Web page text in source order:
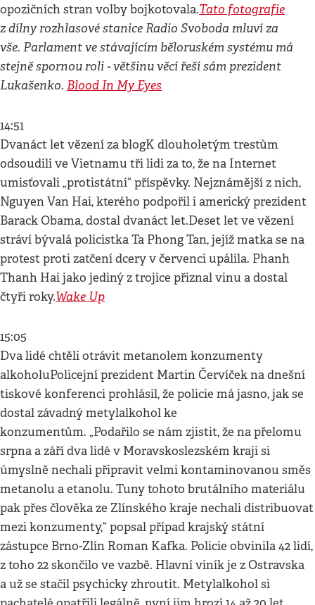
opozičních stran volby bojkotovala.Tato fotografie
z dílny rozhlasové stanice Radio Svoboda mluví za
vše. Parlament ve stávajícím běloruském systému má
stejně spornou roli - většinu věcí řeší sám prezident
Lukašenko. Blood In My Eyes
14:51
Dvanáct let vězení za blogK dlouholetým trestům
odsoudili ve Vietnamu tři lidi za to, že na Internet
umisťovali „protistátní“ příspěvky. Nejznámější z nich,
Nguyen Van Hai, kterého podpořil i americký prezident
Barack Obama, dostal dvanáct let.Deset let ve vězení
stráví bývalá policistka Ta Phong Tan, jejíž matka se na
protest proti zatčení dcery v červenci upálila. Phanh
Thanh Hai jako jediný z trojice přiznal vinu a dostal
čtyři roky.Wake Up
15:05
Dva lidé chtěli otrávit metanolem konzumenty
alkoholuPolicejní prezident Martin Červíček na dnešní
tiskové konferenci prohlásil, že policie má jasno, jak se
dostal závadný metylalkohol ke
konzumentům. „Podařilo se nám zjistit, že na přelomu
srpna a září dva lidé v Moravskoslezském kraji si
úmyslně nechali připravit velmi kontaminovanou směs
metanolu a etanolu. Tuny tohoto brutálního materiálu
pak přes člověka ze Zlínského kraje nechali distribuovat
mezi konzumenty,“ popsal případ krajský státní
zástupce Brno-Zlín Roman Kafka. Policie obvinila 42 lidí,
z toho 22 skončilo ve vazbě. Hlavní viník je z Ostravska
a už se stačil psychicky zhroutit. Metylalkohol si